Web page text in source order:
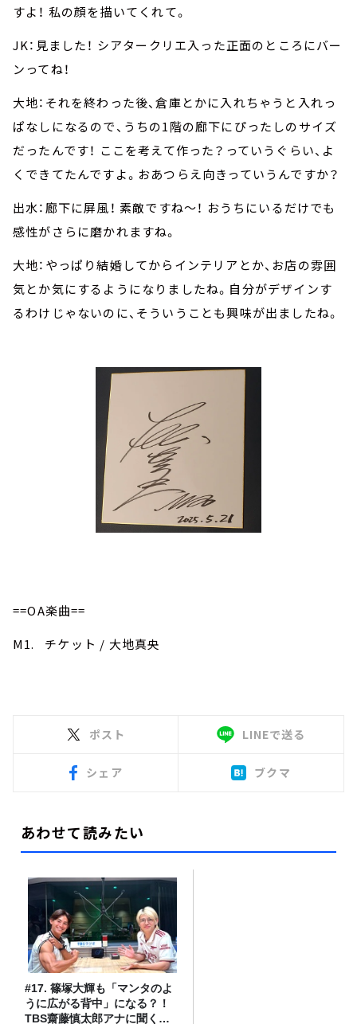
すよ！ 私の顔を描いてくれて。
JK：見ました！ シアタークリエ入った正面のところにバー
ンってね！
大地：それを終わった後、倉庫とかに入れちゃうと入れっ
ぱなしになるので、うちの1階の廊下にぴったしのサイズ
だったんです！ ここを考えて作った？っていうぐらい、よ
くできてたんですよ。おあつらえ向きっていうんですか？
出水：廊下に屏風！ 素敵ですね～！ おうちにいるだけでも
感性がさらに磨かれますね。
大地：やっぱり結婚してからインテリアとか、お店の雰囲
気とか気にするようになりましたね。自分がデザインす
るわけじゃないのに、そういうことも興味が出ましたね。
==OA楽曲==
M1. チケット / 大地真央
ポスト LINEで送る
シェア ブクマ
あわせて読みたい
#17. 篠塚大輝も「マンタのよ
うに広がる背中」になる？！
TBS齋藤慎太郎アナに聞くメ